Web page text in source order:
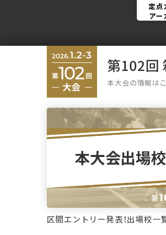
定点
アー
第102回
本大会の情報は
区間エントリー発表！出場校一